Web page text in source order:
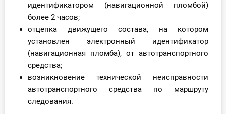
идентификатором (навигационной пломбой)
более 2 часов;
отцепка движущего состава, на котором
установлен электронный идентификатор
(навигационная пломба), от автотранспортного
средства;
возникновение технической неисправности
автотранспортного средства по маршруту
следования.